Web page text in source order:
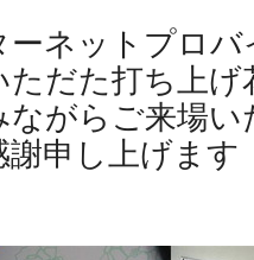
ーネットプロ
ただた打ち上
ながらご来場
謝申し上げます